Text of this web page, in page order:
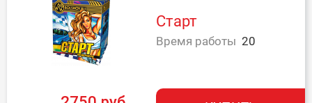
Старт
Время работы 20